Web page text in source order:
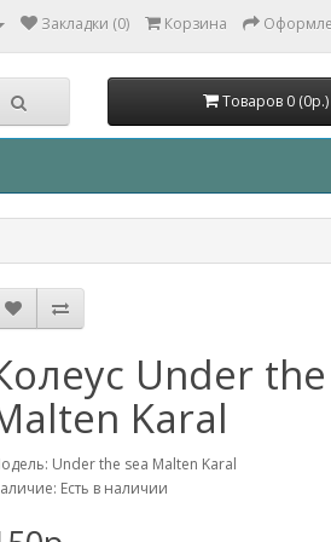
Закладки (0) Корзина
Товаров 0 (0р.)
Under
Karal
Under the sea Malten Karal
Есть в наличии